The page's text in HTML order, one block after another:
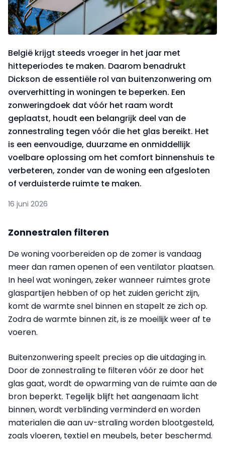
België krijgt steeds vroeger in het jaar met
hitteperiodes te maken. Daarom benadrukt
Dickson de essentiële rol van buitenzonwering om
oververhitting in woningen te beperken. Een
zonweringdoek dat vóór het raam wordt
geplaatst, houdt een belangrijk deel van de
zonnestraling tegen vóór die het glas bereikt. Het
is een eenvoudige, duurzame en onmiddellijk
voelbare oplossing om het comfort binnenshuis te
verbeteren, zonder van de woning een afgesloten
of verduisterde ruimte te maken.
16 juni 2026
Zonnestralen filteren
De woning voorbereiden op de zomer is vandaag
meer dan ramen openen of een ventilator plaatsen.
In heel wat woningen, zeker wanneer ruimtes grote
glaspartijen hebben of op het zuiden gericht zijn,
komt de warmte snel binnen en stapelt ze zich op.
Zodra de warmte binnen zit, is ze moeilijk weer af te
voeren.
Buitenzonwering speelt precies op die uitdaging in.
Door de zonnestraling te filteren vóór ze door het
glas gaat, wordt de opwarming van de ruimte aan de
bron beperkt. Tegelijk blijft het aangenaam licht
binnen, wordt verblinding verminderd en worden
materialen die aan uv-straling worden blootgesteld,
zoals vloeren, textiel en meubels, beter beschermd.